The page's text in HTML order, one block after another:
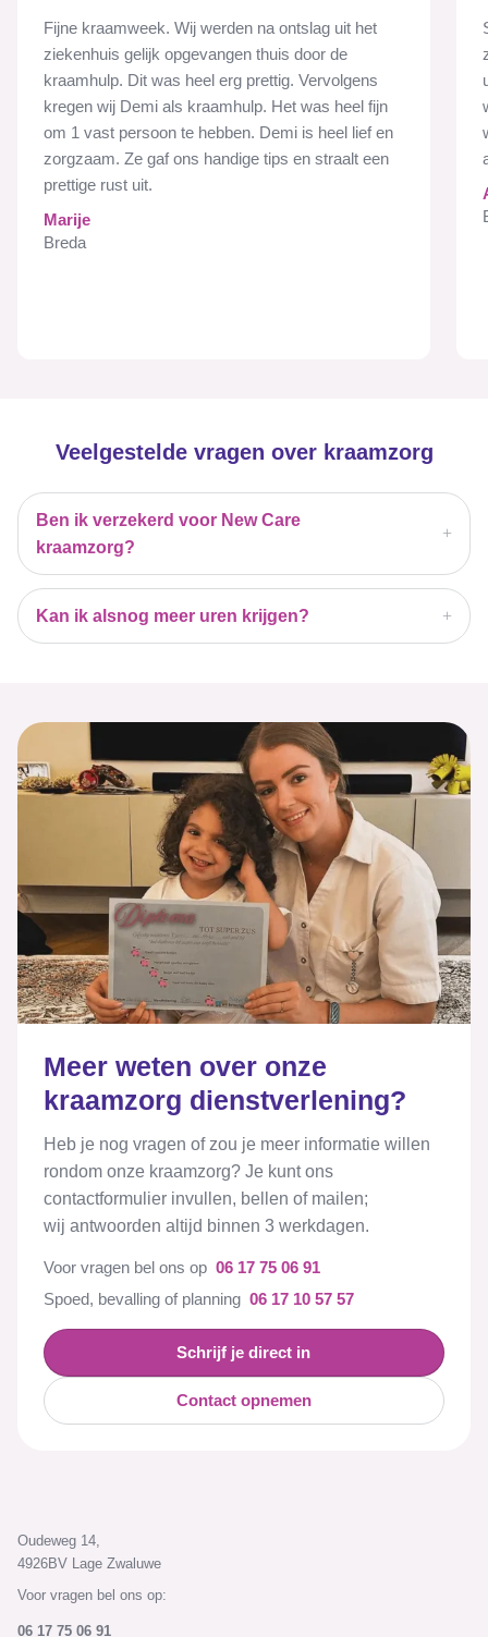
Fijne kraamweek. Wij werden na ontslag uit het
ziekenhuis gelijk opgevangen thuis door de
kraamhulp. Dit was heel erg prettig. Vervolgens
kregen wij Demi als kraamhulp. Het was heel fijn
om 1 vast persoon te hebben. Demi is heel lief en
zorgzaam. Ze gaf ons handige tips en straalt een
prettige rust uit.
Marije
Breda
Veelgestelde vragen over kraamzorg
Ben ik verzekerd voor New Care
kraamzorg?
Kan ik alsnog meer uren krijgen?
Meer weten over onze
kraamzorg dienstverlening?
Heb je nog vragen of zou je meer informatie willen
rondom onze kraamzorg? Je kunt ons
contactformulier invullen, bellen of mailen;
wij antwoorden altijd binnen 3 werkdagen.
Voor vragen bel ons op 06 17 75 06 91
Spoed, bevalling of planning 06 17 10 57 57
Schrijf je direct in
Contact opnemen
Oudeweg 14,
4926BV Lage Zwaluwe
Voor vragen bel ons op:
06 17 75 06 91